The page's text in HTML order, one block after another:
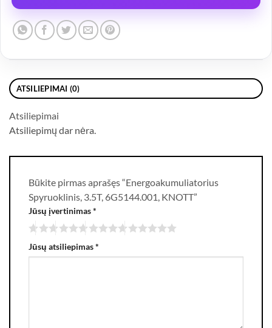
ATSILIEPIMAI (0)
Atsiliepimai
Atsiliepimų dar nėra.
Būkite pirmas aprašęs “Energoakumuliatorius
Spyruoklinis, 3.5T, 6G5144.001, KNOTT”
Jūsų įvertinimas*
Jūsų atsiliepimas*